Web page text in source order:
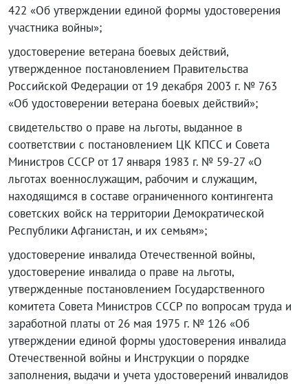
422 «Об утверждении единой формы удостоверения
участника войны»;
удостоверение ветерана боевых действий,
утвержденное постановлением Правительства
Российской Федерации от 19 декабря 2003 г. № 763
«Об удостоверении ветерана боевых действий»;
свидетельство о праве на льготы, выданное в
соответствии с постановлением ЦК КПСС и Совета
Министров СССР от 17 января 1983 г. № 59-27 «О
льготах военнослужащим, рабочим и служащим,
находящимся в составе ограниченного контингента
советских войск на территории Демократической
Республики Афганистан, и их семьям»;
удостоверение инвалида Отечественной войны,
удостоверение инвалида о праве на льготы,
утвержденные постановлением Государственного
комитета Совета Министров СССР по вопросам труда и
заработной платы от 26 мая 1975 г. № 126 «Об
утверждении единой формы удостоверения инвалида
Отечественной войны и Инструкции о порядке
заполнения, выдачи и учета удостоверений инвалидов